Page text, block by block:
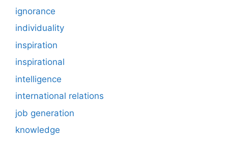
ignorance
individuality
inspiration
inspirational
intelligence
international relations
job generation
knowledge